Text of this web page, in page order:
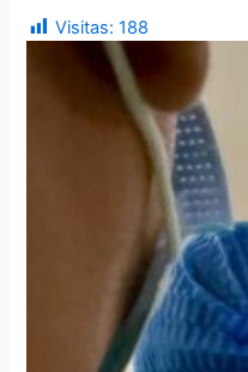
Visitas: 188